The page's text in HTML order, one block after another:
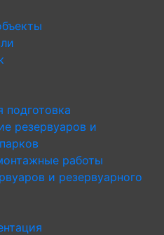
подготовка
резервуаров и
работы
и резервуарного